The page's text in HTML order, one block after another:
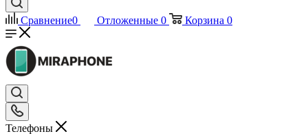
Сравнение0 Отложенные 0 Корзина 0
Телефоны